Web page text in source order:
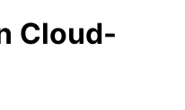
Cloud-